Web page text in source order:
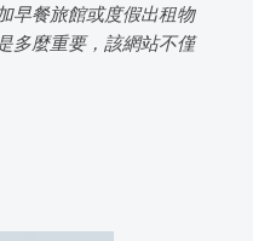
早餐旅館或度假出租物
多麼重要，該網站不僅